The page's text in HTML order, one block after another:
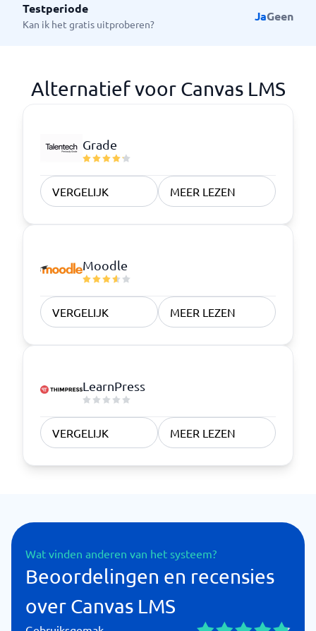
Testperiode
Kan ik het gratis uitproberen?
JaGeen
Alternatief voor Canvas LMS
Grade
VERGELIJK MEER LEZEN
Moodle
VERGELIJK MEER LEZEN
LearnPress
VERGELIJK MEER LEZEN
Wat vinden anderen van het systeem?
Beoordelingen en recensies
over Canvas LMS